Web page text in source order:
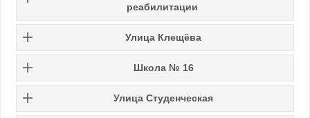
реабилитации
Улица Клещёва
Школа № 16
Улица Студенческая